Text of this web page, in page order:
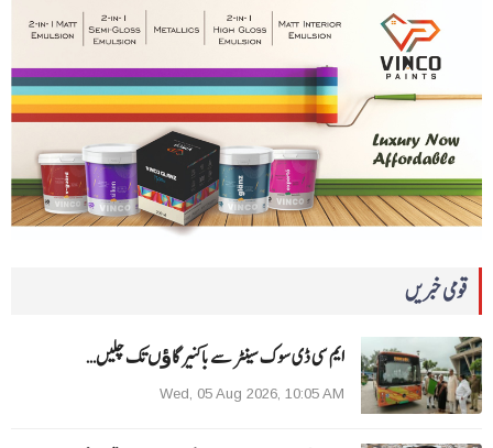
قومی خبریں
ایم سی ڈی سوک سینٹر سے باکنیر گاﺅں تک چلیں…
Wed, 05 Aug 2026, 10:05 AM